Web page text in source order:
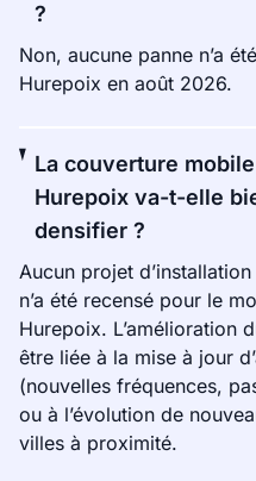
?
Non, aucune panne n’a
Hurepoix en août 2026.
La couverture
Hurepoix va-t-elle
densifier ?
Aucun projet
n’a été recensé pour le
Hurepoix. L’amélioration
être liée à la mise à jour
(nouvelles fréquences,
ou à l’évolution de
villes à proximité.